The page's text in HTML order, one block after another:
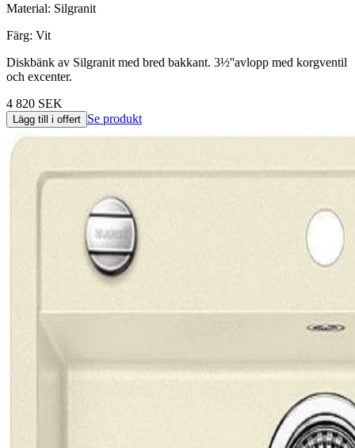
Material: Silgranit
Färg: Vit
Diskbänk av Silgranit med bred bakkant. 3½''avlopp med korgventil
och excenter.
4 820 SEK
Lägg till i offert Se produkt